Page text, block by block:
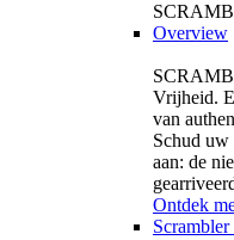
Overview
Vrijheid.
van
Schud uw
aan: de
Ontdek